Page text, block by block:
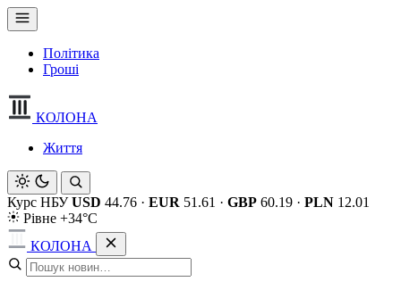
Політика
Гроші
КОЛОНА
Життя
Курс НБУ USD 44.76 · EUR 51.61 · GBP 60.19 · PLN 12.01
Рівне +34°C
КОЛОНА